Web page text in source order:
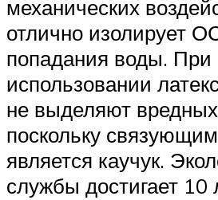
механических
отлично изолирует
попадания воды. При
использовании
не выделяют
поскольку
является каучук.
службы достигает 10